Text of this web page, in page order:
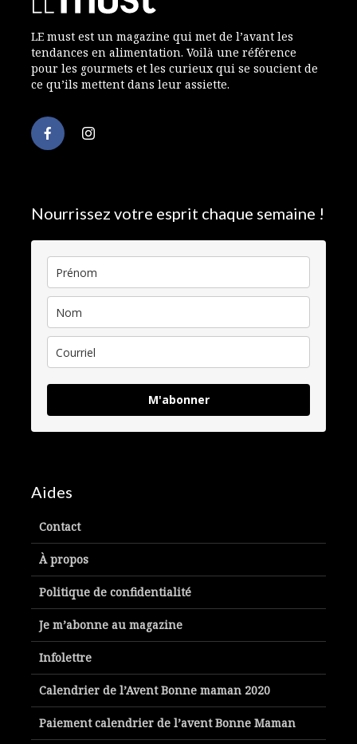
LE must est un magazine qui met de l’avant les
tendances en alimentation. Voilà une référence
pour les gourmets et les curieux qui se soucient de
ce qu’ils mettent dans leur assiette.
Nourrissez votre esprit chaque semaine !
M'abonner
Aides
Contact
À propos
Politique de confidentialité
Je m’abonne au magazine
Infolettre
Calendrier de l’Avent Bonne maman 2020
Paiement calendrier de l’avent Bonne Maman